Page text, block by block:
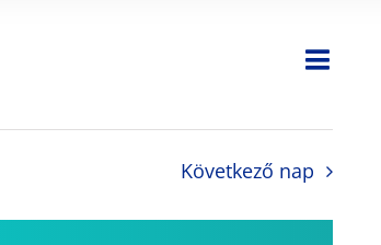
Nap
Következő nap